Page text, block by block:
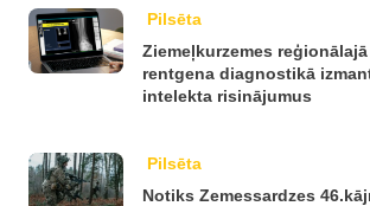
Pilsēta
Ziemeļkurzemes
rentgena diagnostikā
intelekta risinājumus
Pilsēta
Notiks Zemessardzes